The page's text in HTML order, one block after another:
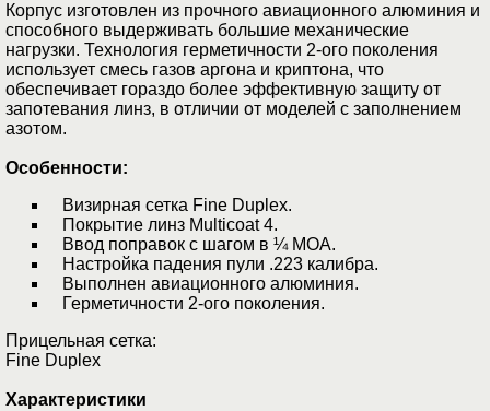
Корпус изготовлен из прочного авиационного алюминия и
способного выдерживать большие механические
нагрузки. Технология герметичности 2-ого поколения
использует смесь газов аргона и криптона, что
обеспечивает гораздо более эффективную защиту от
запотевания линз, в отличии от моделей с заполнением
азотом.
Особенности:
Визирная сетка Fine Duplex.
Покрытие линз Multicoat 4.
Ввод поправок с шагом в ¼ МОА.
Настройка падения пули .223 калибра.
Выполнен авиационного алюминия.
Герметичности 2-ого поколения.
Прицельная сетка:
Fine Duplex
Характеристики